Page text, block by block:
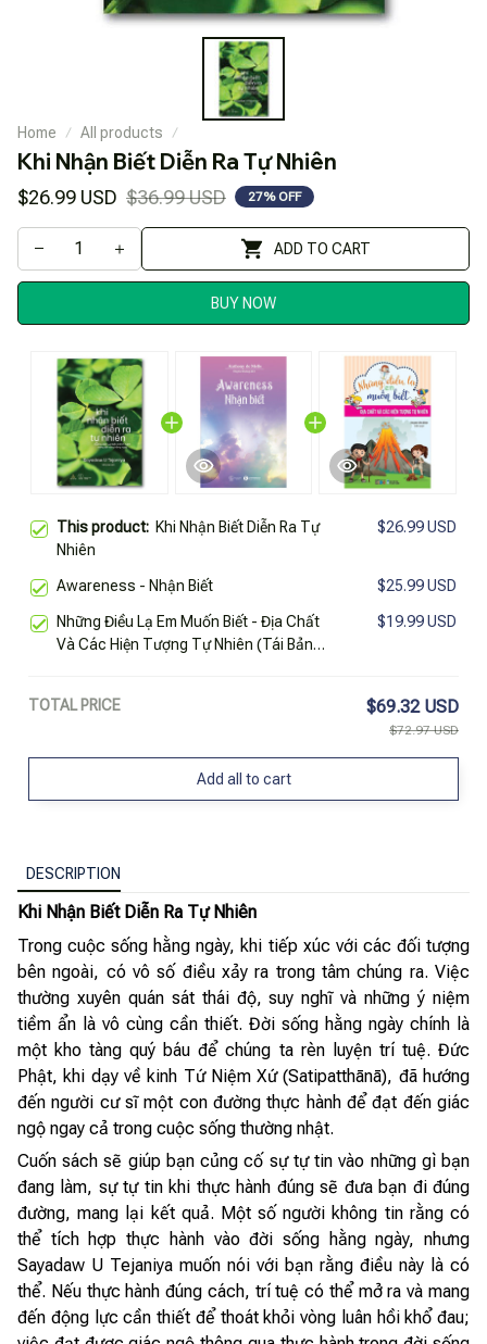
Home All products
Khi Nhận Biết Diễn Ra Tự Nhiên
$26.99 USD $36.99 USD 27% OFF
ADD TO CART
BUY NOW
This product: Khi Nhận Biết Diễn Ra Tự
Nhiên
$26.99 USD
Awareness - Nhận Biết $25.99 USD
Những Điều Lạ Em Muốn Biết - Địa Chất
Và Các Hiện Tượng Tự Nhiên (Tái Bản
$19.99 USD
TOTAL PRICE $69.32 USD
$72.97 USD
Add all to cart
DESCRIPTION
Khi Nhận Biết Diễn Ra Tự Nhiên
Trong cuộc sống hằng ngày, khi tiếp xúc với các đối tượng
bên ngoài, có vô số điều xảy ra trong tâm chúng ra. Việc
thường xuyên quán sát thái độ, suy nghĩ và những ý niệm
tiềm ẩn là vô cùng cần thiết. Đời sống hằng ngày chính là
một kho tàng quý báu để chúng ta rèn luyện trí tuệ. Đức
Phật, khi dạy về kinh Tứ Niệm Xứ (Satipatthānā), đã hướng
đến người cư sĩ một con đường thực hành để đạt đến giác
ngộ ngay cả trong cuộc sống thường nhật.
Cuốn sách sẽ giúp bạn củng cố sự tự tin vào những gì bạn
đang làm, sự tự tin khi thực hành đúng sẽ đưa bạn đi đúng
đường, mang lại kết quả. Một số người không tin rằng có
thể tích hợp thực hành vào đời sống hằng ngày, nhưng
Sayadaw U Tejaniya muốn nói với bạn rằng điều này là có
thể. Nếu thực hành đúng cách, trí tuệ có thể mở ra và mang
đến động lực cần thiết để thoát khỏi vòng luân hồi khổ đau;